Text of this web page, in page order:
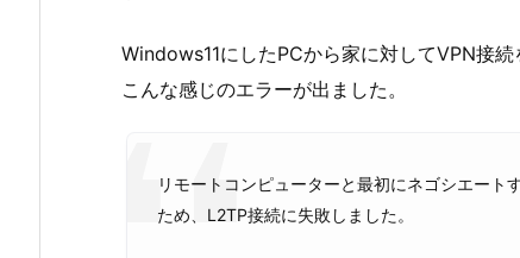
Windows11にしたPCから家に対してVPN接続
こんな感じのエラーが出ました。
リモートコンピューターと最初にネゴシエート
ため、L2TP接続に失敗しました。